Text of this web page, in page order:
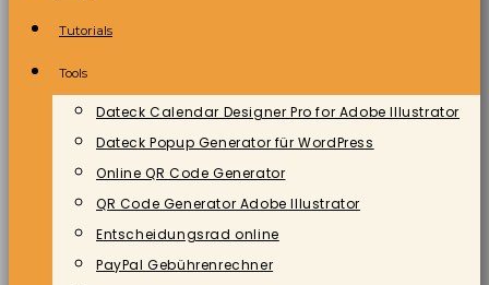
Tutorials
Tools
Dateck Calendar Designer Pro for Adobe Illustrator
Dateck Popup Generator für WordPress
Online QR Code Generator
QR Code Generator Adobe Illustrator
Entscheidungsrad online
PayPal Gebührenrechner